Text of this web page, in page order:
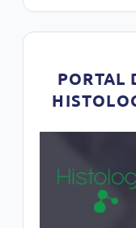
PORTAL